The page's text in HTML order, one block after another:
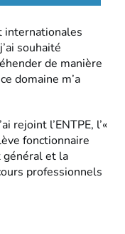
internationales
souhaité
de manière
domaine m’a
rejoint l’ENTPE, l’«
fonctionnaire
général et la
professionnels